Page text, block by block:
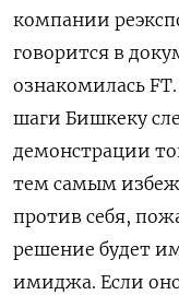
компании
говорится в
ознакомилась
шаги Бишкеку
демонстрации
тем самым
против себя,
решение будет
имиджа. Если